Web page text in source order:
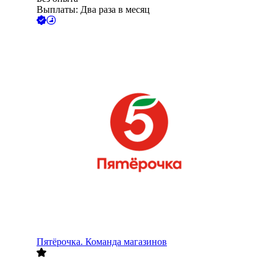
Выплаты: Два раза в месяц
Пятёрочка. Команда магазинов